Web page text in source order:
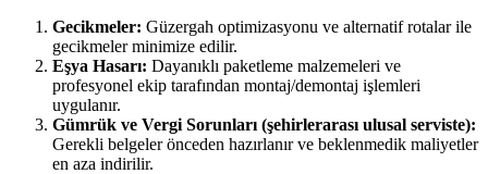
Gecikmeler: Güzergah optimizasyonu ve alternatif rotalar ile
gecikmeler minimize edilir.
Eşya Hasarı: Dayanıklı paketleme malzemeleri ve
profesyonel ekip tarafından montaj/demontaj işlemleri
uygulanır.
Gümrük ve Vergi Sorunları (şehirlerarası ulusal serviste):
Gerekli belgeler önceden hazırlanır ve beklenmedik maliyetler
en aza indirilir.